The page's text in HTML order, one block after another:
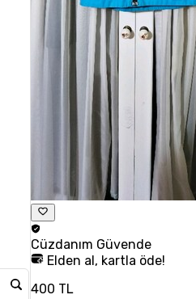
Cüzdanım Güvende
Elden al, kartla öde!
400 TL